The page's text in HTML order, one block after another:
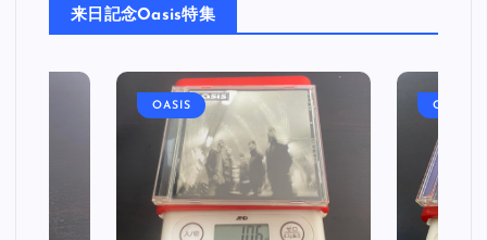
来日記念Oasis特集
OASIS OASIS